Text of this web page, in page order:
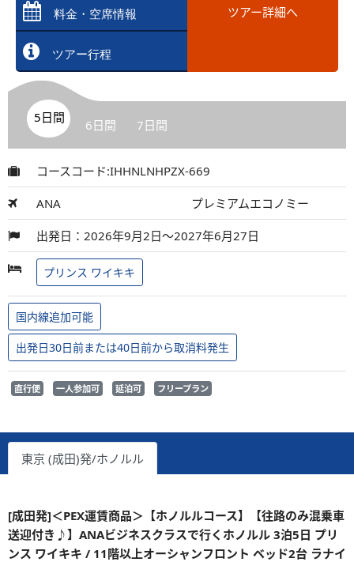
料金・空席情報
ツアー行程
ツアー詳細へ
5日間 6日間 7日間
コースコード:IHHNLNHPZX-669
ANA プレミアムエコノミー
出発日：2026年9月2日～2027年6月27日
プリンス ワイキキ
国内線追加可能
出発日30日前または40日前から取消料発生
直行便 一人参加可 延泊可 フリープラン
東京 (成田)発/ホノルル
[成田発]＜PEX運賃商品＞【ホノルルコース】【往路のみ混乗車
送迎付き♪】ANAビジネスクラスで行くホノルル 3泊5日 プリ
ンス ワイキキ / 11階以上オーシャンフロント ベッド2台 ラナイ